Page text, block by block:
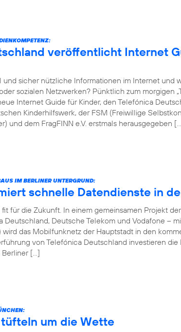
veröffentlicht Internet
sicher nützliche Informationen im Internet und
sozialen Netzwerken? Pünktlich zum morgigen
Internet Guide für Kinder, den Telefónica
Kinderhilfswerk, der FSM (Freiwillige
und dem FragFINN e.V. erstmals herausgegeben
IM BERLINER UNTERGRUND:
schnelle Datendienste in
für die Zukunft. In einem gemeinsamen Projekt
Deutschland, Deutsche Telekom und Vodafone –
wird das Mobilfunknetz der Hauptstadt in den
von Telefónica Deutschland investieren die
Berliner […]
um die Wette